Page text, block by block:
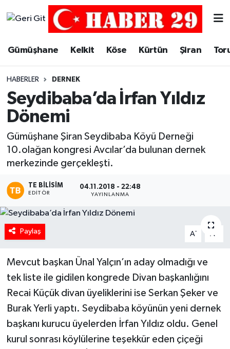
Gümüşhane Kelkit Köse Kürtün Şiran
HABERLER DERNEK
Seydibaba’da İrfan Yıldız
Dönemi
Gümüşhane Şiran Seydibaba Köyü Derneği
10.olağan kongresi Avcılar’da bulunan dernek
merkezinde gerçekleşti.
TE BILISIM
EDITÖR
04.11.2018 - 22:48
YAYINLANMA
Paylaş A- A
Mevcut başkan Ünal Yalçın’ın aday olmadığı ve
tek liste ile gidilen kongrede Divan başkanlığını
Recai Küçük divan üyeliklerini ise Serkan Şeker ve
Burak Yerli yaptı. Seydibaba köyünün yeni dernek
başkanı kurucu üyelerden İrfan Yıldız oldu. Genel
kurul sonrası köylülerine teşekkür eden çiçeği
Merkez Trafik Yoğunluk Haritası
Süper Lig Puan Durumu ve Fikstür
Tüm Manşetler
Son Dakika Haberleri
Haber Arşivi